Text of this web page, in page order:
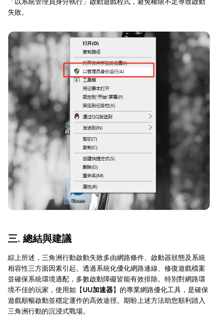
失敗。
三. 總結與建議
綜上所述，三角洲行動啟動失敗多由網路條件、啟動器狀態及系統
相容性三方面因素引起。透過系統化優化網路連線、修復遊戲檔案
並確保系統環境適配，多數啟動障礙皆能有效排除。特別對網路環
境不佳的玩家，使用如【UU加速器】的專業網路優化工具，是確保
遊戲順暢啟動並穩定運作的高效途徑。期盼上述方法助您順利踏入
三角洲行動的沉浸式戰場。